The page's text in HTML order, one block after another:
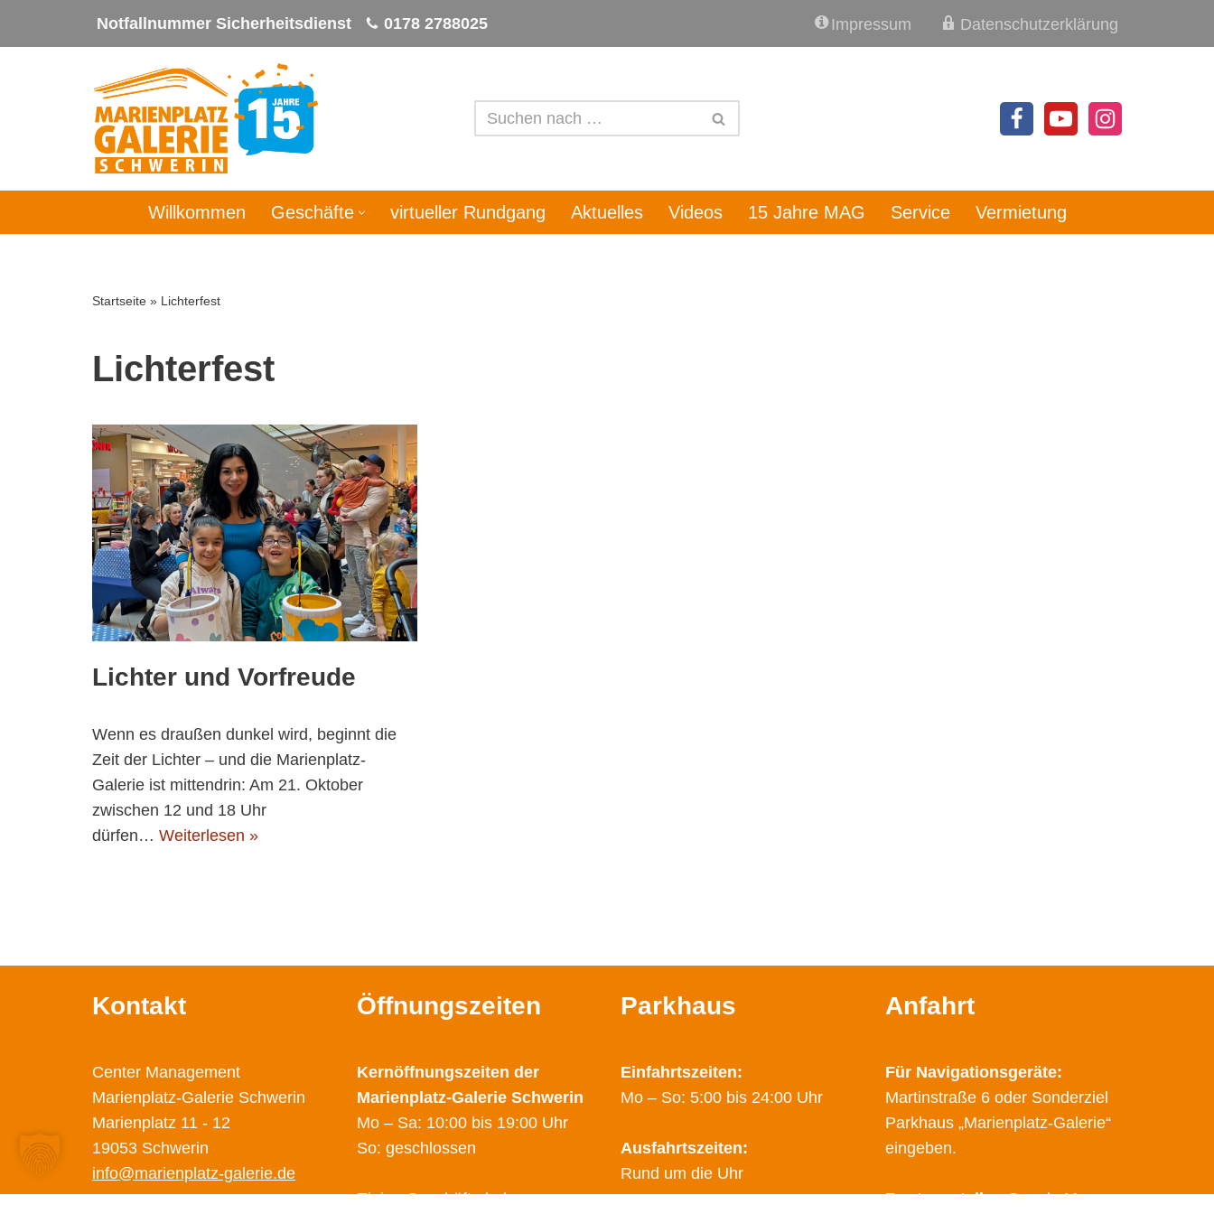
Zum
Notfallnummer Sicherheitsdienst 0178 2788025 Impressum Datenschutzerklärung
Willkommen Geschäfte virtueller Rundgang Aktuelles Videos 15 Jahre MAG Service Vermietung
Startseite » Lichterfest
Lichterfest
Lichter und Vorfreude
Wenn es draußen dunkel wird, beginnt die
Zeit der Lichter – und die Marienplatz-
Galerie ist mittendrin: Am 21. Oktober
zwischen 12 und 18 Uhr
dürfen… Weiterlesen »
Kontakt
Center Management
Marienplatz-Galerie Schwerin
Marienplatz 11 - 12
19053 Schwerin
info@marienplatz-galerie.de
Öffnungszeiten
Kernöffnungszeiten der
Marienplatz-Galerie Schwerin
Mo – Sa: 10:00 bis 19:00 Uhr
So: geschlossen
Einige Geschäfte haben
Parkhaus
Einfahrtszeiten:
Mo – So: 5:00 bis 24:00 Uhr
Ausfahrtszeiten:
Rund um die Uhr
Anfahrt
Für Navigationsgeräte:
Martinstraße 6 oder Sonderziel
Parkhaus „Marienplatz-Galerie“
eingeben.
Route erstellenGoogle Maps